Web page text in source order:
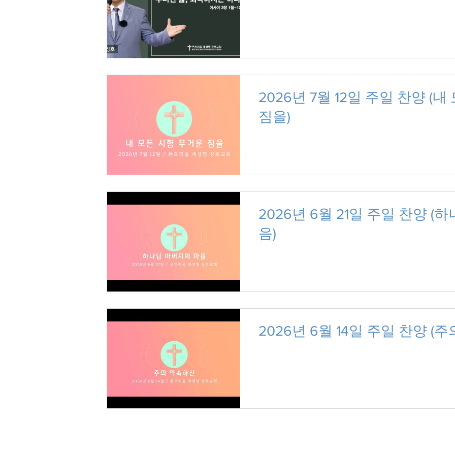
2026년 7월 12일 주일 찬양 (내
짐을)
2026년 6월 21일 주일 찬양 (하
음)
2026년 6월 14일 주일 찬양 (주